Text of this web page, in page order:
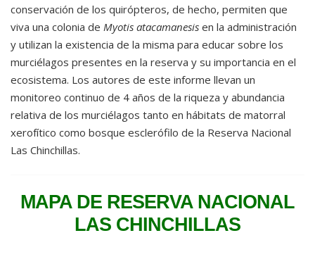
conservación de los quirópteros, de hecho, permiten que
viva una colonia de Myotis atacamanesis en la administración
y utilizan la existencia de la misma para educar sobre los
murciélagos presentes en la reserva y su importancia en el
ecosistema. Los autores de este informe llevan un
monitoreo continuo de 4 años de la riqueza y abundancia
relativa de los murciélagos tanto en hábitats de matorral
xerofítico como bosque esclerófilo de la Reserva Nacional
Las Chinchillas.
MAPA DE RESERVA NACIONAL
LAS CHINCHILLAS